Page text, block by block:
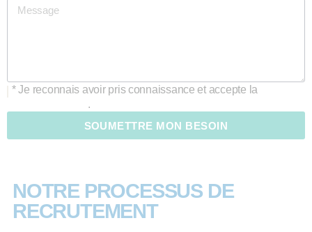
* Je reconnais avoir pris connaissance et accepte la
.
SOUMETTRE MON BESOIN
NOTRE PROCESSUS DE
RECRUTEMENT